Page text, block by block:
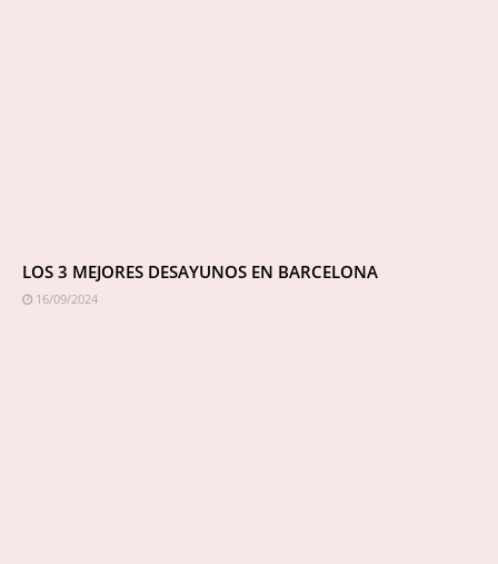
LOS 3 MEJORES DESAYUNOS EN BARCELONA
16/09/2024